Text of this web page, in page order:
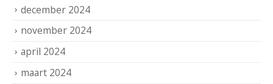
december 2024
november 2024
april 2024
maart 2024